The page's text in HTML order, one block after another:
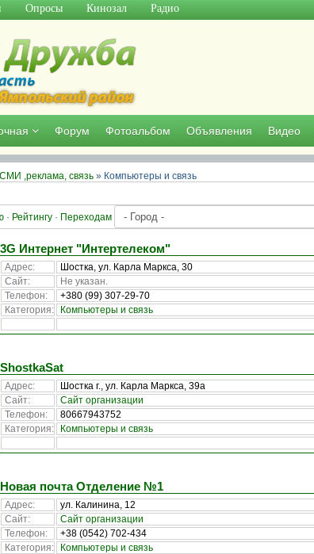
Опросы Кинозал Радио
Форум Фотоальбом Объявления Видео
СМИ ,реклама, связь » Компьютеры и связь
· Рейтингу · Переходам
3G Интернет "Интертелеком"
Адрес:
Шостка, ул. Карла Маркса, 30
Сайт:
Не указан.
Телефон:
+380 (99) 307-29-70
Категория:
Компьютеры и связь
ShostkaSat
Адрес:
Шостка г., ул. Карла Маркса, 39а
Сайт:
Сайт организации
Телефон:
80667943752
Категория:
Компьютеры и связь
Новая почта Отделение №1
Адрес:
ул. Калинина, 12
Сайт:
Сайт организации
Телефон:
+38 (0542) 702-434
Категория:
Компьютеры и связь